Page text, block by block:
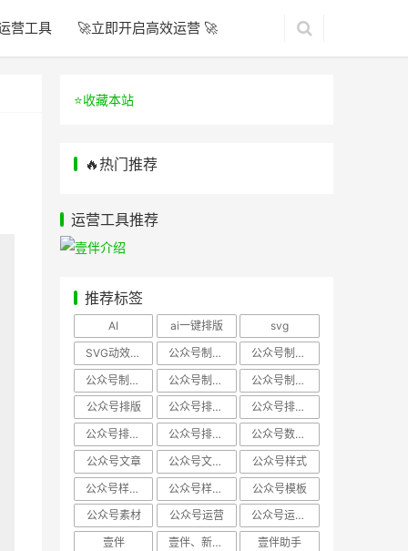
营工具 🚀立即开启高效运营 🚀
⭐️收藏本站
🔥热门推荐
运营工具推荐
推荐标签
AI ai一键排版
svg
SVG动效样式
公众号制作、公众号排版
公众号制作、公众号模板
公众号制作、微信编辑器
公众号制作，公众号排版
公众号制作，公众号排版、微信编辑器
公众号排版
公众号排版，公众号模板
公众号排版，公众号素材
公众号排版，微信编辑器
公众号排版，排版样式
公众号数据分析
公众号文章
公众号文章、公众号运营
公众号样式
公众号样式，微信公众号排版
公众号样式，微信编辑器
公众号模板
公众号素材
公众号运营
公众号运营，公众号编辑器
壹伴
壹伴、新媒体运营
壹伴助手